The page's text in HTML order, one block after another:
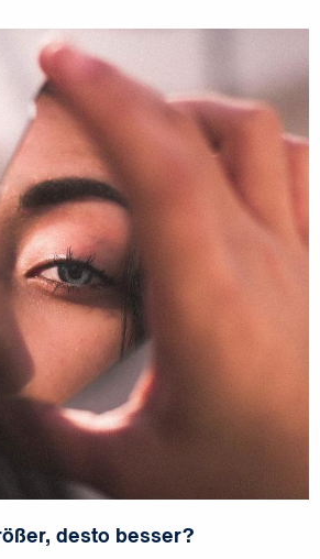
desto besser?